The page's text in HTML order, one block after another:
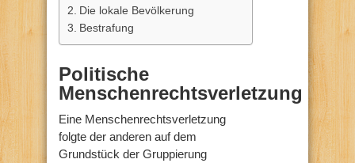
Die lokale Bevölkerung
Bestrafung
Politische
Menschenrechtsverletzung
Eine Menschenrechtsverletzung
folgte der anderen auf dem
Grundstück der Gruppierung